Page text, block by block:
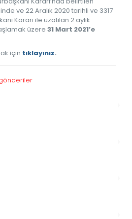
ve 22 Aralık 2020 tarihli ve 3317
Kararı ile uzatılan 2 aylık
üzere 31 Mart 2021’e
için tıklayınız.